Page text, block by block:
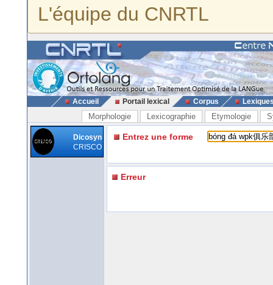
L'équipe du CNRTL
Accueil Portail lexical Corpus
Morphologie Lexicographie Etymologie
Dicosyn
CRISCO
Entrez une forme
Erreur